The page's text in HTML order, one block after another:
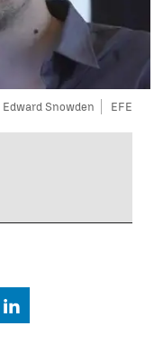
Edward Snowden EFE
Linkedin